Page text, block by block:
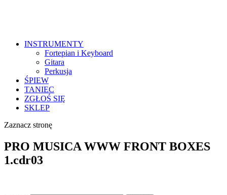
INSTRUMENTY
Fortepian i Keyboard
Gitara
Perkusja
ŚPIEW
TANIEC
ZGŁOŚ SIĘ
SKLEP
Zaznacz stronę
PRO MUSICA WWW FRONT BOXES
1.cdr03